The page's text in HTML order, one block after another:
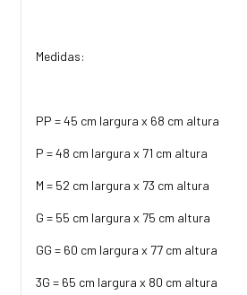
Medidas:
PP = 45 cm largura x 68 cm altura
P = 48 cm largura x 71 cm altura
M = 52 cm largura x 73 cm altura
G = 55 cm largura x 75 cm altura
GG = 60 cm largura x 77 cm altura
3G = 65 cm largura x 80 cm altura